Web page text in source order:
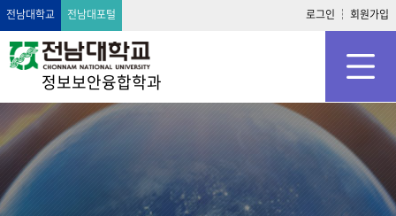
전남대학교 전남대포털 로그인 회원가입
정보보안융합학과